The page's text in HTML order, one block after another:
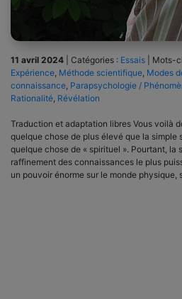
11 avril 2024 Catégories : Essais
Mots-
Expérience Méthode scientifique Modes
connaissance Parapsychologie /
Rationalité Révélation
Traduction et adaptation libres Vous voilà
quelque chose de plus élevé que la simple
quelque chose de « spirituel ». Pourtant, la
raffinement des connaissances le plus
un pouvoir énorme sur le monde physique,